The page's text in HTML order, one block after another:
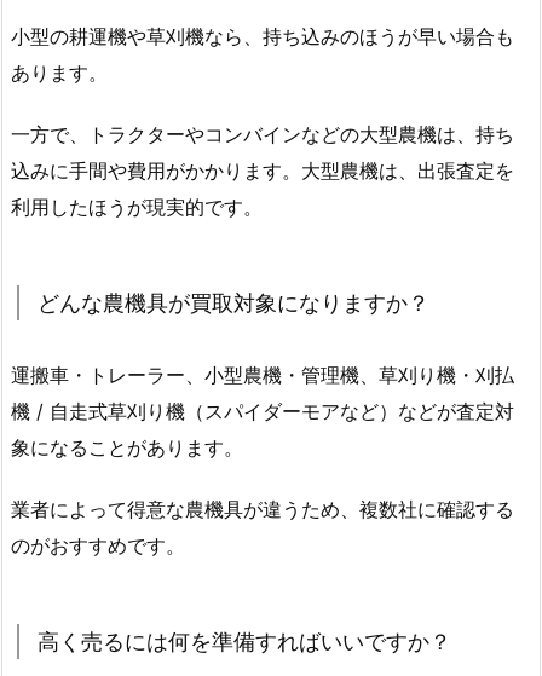
小型の耕運機や草刈機なら、持ち込みのほうが早い場合も
あります。
一方で、トラクターやコンバインなどの大型農機は、持ち
込みに手間や費用がかかります。大型農機は、出張査定を
利用したほうが現実的です。
どんな農機具が買取対象になりますか？
運搬車・トレーラー、小型農機・管理機、草刈り機・刈払
機 / 自走式草刈り機（スパイダーモアなど）などが査定対
象になることがあります。
業者によって得意な農機具が違うため、複数社に確認する
のがおすすめです。
高く売るには何を準備すればいいですか？